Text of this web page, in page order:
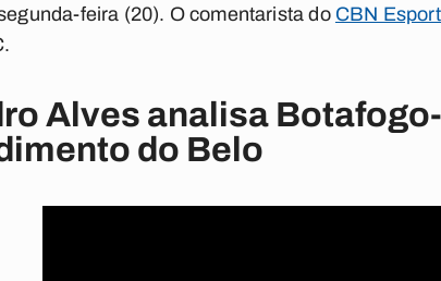
feira (20). O comentarista do CBN
Alves analisa
do Belo